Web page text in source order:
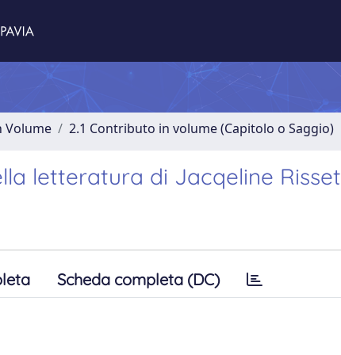
Volume 2.1 Contributo in volume (Capitolo o Saggio)
letteratura di Jacqeline Risset
Scheda completa (DC)